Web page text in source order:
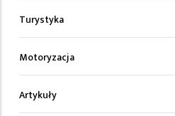
Turystyka
Motoryzacja
Artykuły